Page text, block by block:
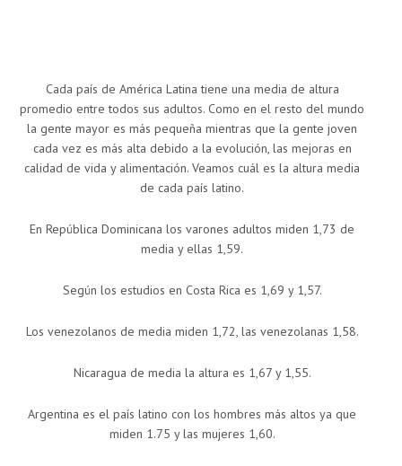
Cada país de América Latina tiene una media de altura
promedio entre todos sus adultos. Como en el resto del mundo
la gente mayor es más pequeña mientras que la gente joven
cada vez es más alta debido a la evolución, las mejoras en
calidad de vida y alimentación. Veamos cuál es la altura media
de cada país latino.
En República Dominicana los varones adultos miden 1,73 de
media y ellas 1,59.
Según los estudios en Costa Rica es 1,69 y 1,57.
Los venezolanos de media miden 1,72, las venezolanas 1,58.
Nicaragua de media la altura es 1,67 y 1,55.
Argentina es el país latino con los hombres más altos ya que
miden 1.75 y las mujeres 1,60.